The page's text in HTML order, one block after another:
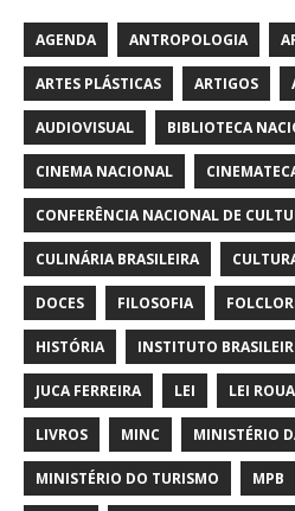
AGENDA ANTROPOLOGIA
ARTES PLÁSTICAS ARTIGOS
AUDIOVISUAL BIBLIOTECA
CINEMA NACIONAL
CONFERÊNCIA NACIONAL DE
CULINÁRIA BRASILEIRA
DOCES FILOSOFIA
HISTÓRIA INSTITUTO
JUCA FERREIRA LEI LEI
LIVROS MINC MINISTÉRIO
MINISTÉRIO DO TURISMO MPB